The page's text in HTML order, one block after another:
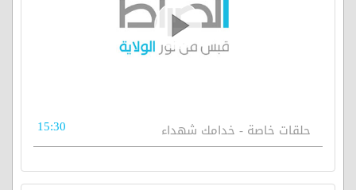
حلقات خاصة - خدامك شهداء 15:30